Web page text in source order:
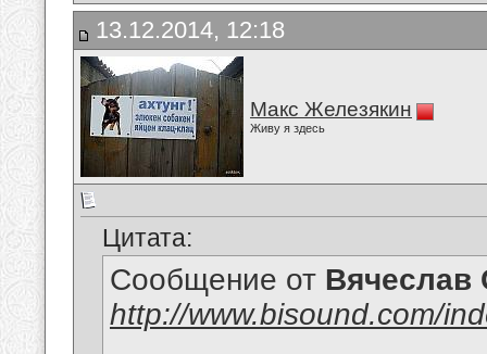
13.12.2014, 12:18
Макс Железякин
Живу я здесь
Цитата:
Сообщение от Вячеслав
http://www.bisound.com/